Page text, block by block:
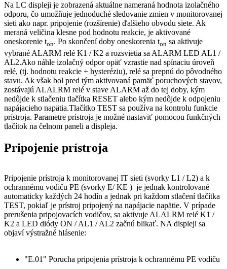
Na LC displeji je zobrazená aktuálne nameraná hodnota izolačného
odporu, čo umožňuje jednoduché sledovanie zmien v monitorovanej
sieti ako napr. pripojenie (rozšírenie) ďalšieho obvodu siete. Ak
meraná veličina klesne pod hodnotu reakcie, je aktivované
oneskorenie ton. Po skončení doby oneskorenia ton sa aktivuje
vybrané ALARM relé K1 / K2 a rozsvietia sa ALARM LED AL1 /
AL2.Ako náhle izolačný odpor opäť vzrastie nad spínaciu úroveň
relé, (tj. hodnotu reakcie + hysteréziu), relé sa prepnú do pôvodného
stavu. Ak však bol pred tým aktivovaná pamäť poruchových stavov,
zostávajú ALALRM relé v stave ALARM až do tej doby, kým
nedôjde k stlačeniu tlačítka RESET alebo kým nedôjde k odpojeniu
napájacieho napätia.Tlačítko TEST sa používa na kontrolu funkcie
prístroja. Parametre prístroja je možné nastaviť pomocou funkčných
tlačítok na čelnom paneli a displeja.
Pripojenie prístroja
Pripojenie prístroja k monitorovanej IT sieti (svorky L1 / L2) a k
ochrannému vodiču PE (svorky E/ KE ) je jednak kontrolované
automaticky každých 24 hodín a jednak pri každom stlačení tlačítka
TEST, pokiaľ je prístroj pripojený na napájacie napätie. V prípade
prerušenia pripojovacích vodičov, sa aktivuje ALALRM relé K1 /
K2 a LED diódy ON / AL1 / AL2 začnú blikať. NA displeji sa
objaví výstražné hlásenie:
"E.01" Porucha pripojenia prístroja k ochrannému PE vodiču